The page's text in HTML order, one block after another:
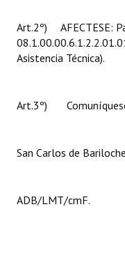
Art.2º) AFECTESE:
Asistencia Técnica).
Art.3º)
San Carlos de
ADB/LMT/cmF.